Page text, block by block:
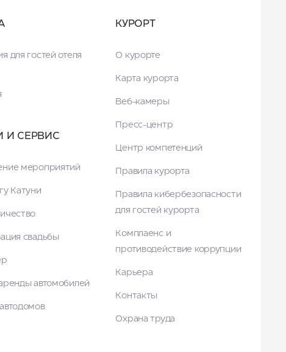
для гостей отеля
И СЕРВИС
мероприятий
Катуни
свадьбы
автомобилей
КУРОРТ
О курорте
Карта курорта
Веб-камеры
Пресс-центр
Центр компетенций
Правила курорта
Правила кибербезопасности
для гостей курорта
Комплаенс и
противодействие коррупции
Карьера
Контакты
Охрана труда